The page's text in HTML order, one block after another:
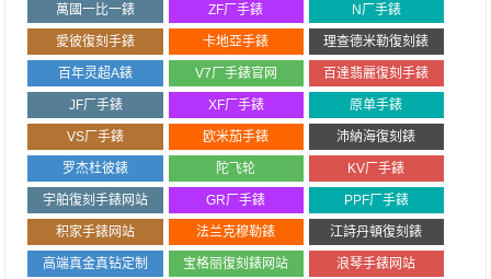
萬國一比一錶 ZF厂手錶 N厂手錶
愛彼復刻手錶 卡地亞手錶 理查德米勒復刻錶
百年灵超A錶 V7厂手錶官网 百達翡麗復刻手錶
JF厂手錶 XF厂手錶 原单手錶
VS厂手錶 欧米茄手錶 沛納海復刻錶
罗杰杜彼錶 陀飞轮 KV厂手錶
宇舶復刻手錶网站 GR厂手錶 PPF厂手錶
积家手錶网站 法兰克穆勒錶 江詩丹頓復刻錶
高端真金真钻定制 宝格丽復刻錶网站 浪琴手錶网站